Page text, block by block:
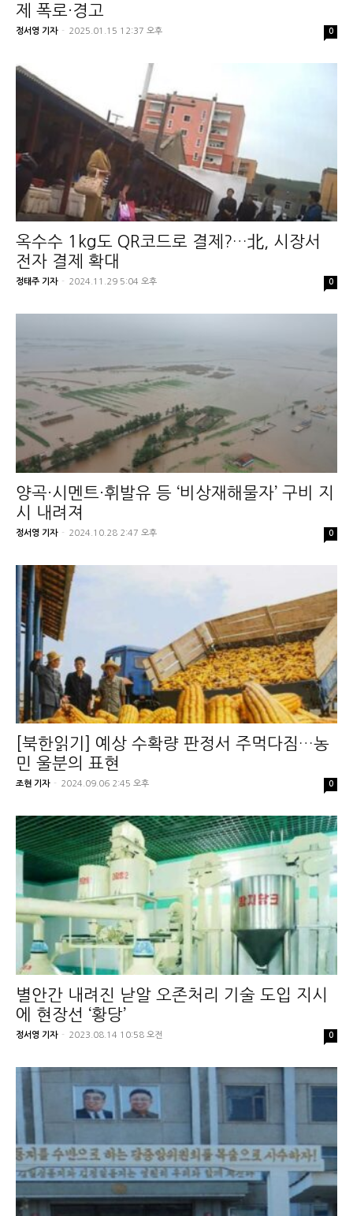
제 폭로·경고
정서영 기자 - 2025.01.15 12:37 오후 0
옥수수 1kg도 QR코드로 결제?…北, 시장서
전자 결제 확대
정태주 기자 - 2024.11.29 5:04 오후 0
양곡·시멘트·휘발유 등 ‘비상재해물자’ 구비 지
시 내려져
정서영 기자 - 2024.10.28 2:47 오후 0
[북한읽기] 예상 수확량 판정서 주먹다짐…농
민 울분의 표현
조현 기자 - 2024.09.06 2:45 오후 0
별안간 내려진 낟알 오존처리 기술 도입 지시
에 현장선 ‘황당’
정서영 기자 - 2023.08.14 10:58 오전 0